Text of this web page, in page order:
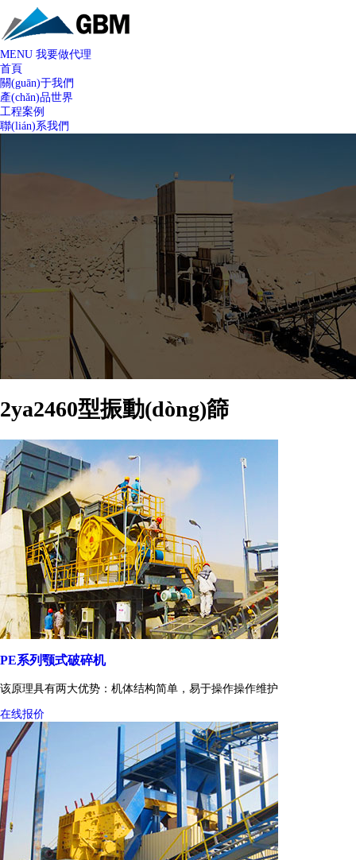
MENU 我要做代理
首頁
關(guān)于我們
產(chǎn)品世界
工程案例
聯(lián)系我們
2ya2460型振動(dòng)篩
PE系列颚式破碎机
该原理具有两大优势：机体结构简单，易于操作操作维护
在线报价